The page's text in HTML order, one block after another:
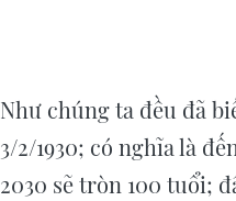
Như chúng ta đều đã
3/2/1930; có nghĩa là
2030 sẽ tròn 100 tuổi;